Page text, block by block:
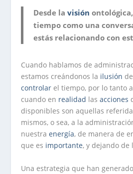
Desde lavisión ontológica,
tiempo como una
estás relacionando con
Cuando hablamos de
estamos creándonos la ilusión
controlar el tiempo, por lo tanto
cuando en realidad lasacciones
disponibles son aquellas
mismos, o sea, a la
nuestraenergía, de manera de
que es importante, y dejando de
Una estrategia que han